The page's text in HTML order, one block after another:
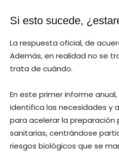
Si esto sucede,
La respuesta oficial, de
Además, en realidad no se
trata de cuándo.
En este primer informe
identifica las necesidades y
para acelerar la preparación
sanitarias, centrándose
riesgos biológicos que se